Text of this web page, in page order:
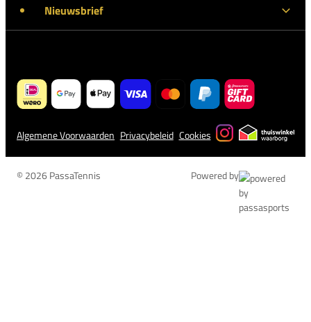
Nieuwsbrief
Algemene Voorwaarden Privacybeleid Cookies
© 2026 PassaTennis Powered by